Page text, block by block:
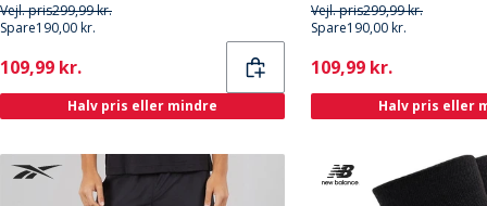
Vejl. pris299,99 kr.
Spare190,00 kr.
Current
109,99 kr.
Halv pris eller mindre
Vejl. pris299,99 kr.
Spare190,00 kr.
Current
109,99 kr.
Halv pris eller